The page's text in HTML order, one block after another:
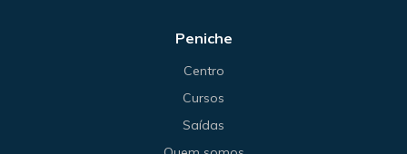
Peniche
Centro
Cursos
Saídas